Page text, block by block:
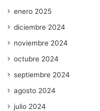
enero 2025
diciembre 2024
noviembre 2024
octubre 2024
septiembre 2024
agosto 2024
julio 2024